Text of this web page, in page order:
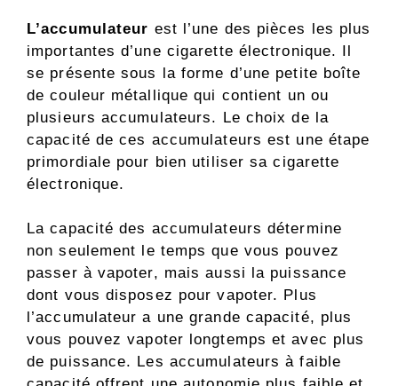
L’accumulateur est l’une des pièces les plus
importantes d’une cigarette électronique. Il
se présente sous la forme d’une petite boîte
de couleur métallique qui contient un ou
plusieurs accumulateurs. Le choix de la
capacité de ces accumulateurs est une étape
primordiale pour bien utiliser sa cigarette
électronique.
La capacité des accumulateurs détermine
non seulement le temps que vous pouvez
passer à vapoter, mais aussi la puissance
dont vous disposez pour vapoter. Plus
l’accumulateur a une grande capacité, plus
vous pouvez vapoter longtemps et avec plus
de puissance. Les accumulateurs à faible